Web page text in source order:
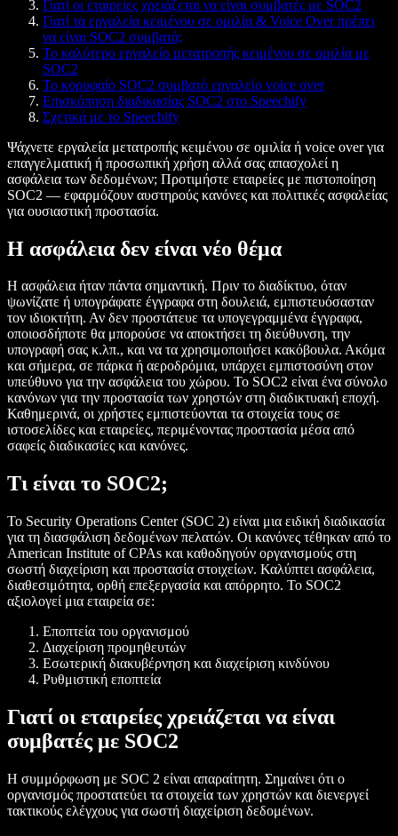
Γιατί οι εταιρείες χρειάζεται να είναι συμβατές με SOC2
Γιατί τα εργαλεία κειμένου σε ομιλία & Voice Over πρέπει
να είναι SOC2 συμβατά;
Το καλύτερο εργαλείο μετατροπής κειμένου σε ομιλία με
SOC2
Το κορυφαίο SOC2 συμβατό εργαλείο voice over
Επισκόπηση διαδικασίας SOC2 στο Speechify
Σχετικά με το Speechify
Ψάχνετε εργαλεία μετατροπής κειμένου σε ομιλία ή voice over για
επαγγελματική ή προσωπική χρήση αλλά σας απασχολεί η
ασφάλεια των δεδομένων; Προτιμήστε εταιρείες με πιστοποίηση
SOC2 — εφαρμόζουν αυστηρούς κανόνες και πολιτικές ασφαλείας
για ουσιαστική προστασία.
Η ασφάλεια δεν είναι νέο θέμα
Η ασφάλεια ήταν πάντα σημαντική. Πριν το διαδίκτυο, όταν
ψωνίζατε ή υπογράφατε έγγραφα στη δουλειά, εμπιστευόσασταν
τον ιδιοκτήτη. Αν δεν προστάτευε τα υπογεγραμμένα έγγραφα,
οποιοσδήποτε θα μπορούσε να αποκτήσει τη διεύθυνση, την
υπογραφή σας κ.λπ., και να τα χρησιμοποιήσει κακόβουλα. Ακόμα
και σήμερα, σε πάρκα ή αεροδρόμια, υπάρχει εμπιστοσύνη στον
υπεύθυνο για την ασφάλεια του χώρου. Το SOC2 είναι ένα σύνολο
κανόνων για την προστασία των χρηστών στη διαδικτυακή εποχή.
Καθημερινά, οι χρήστες εμπιστεύονται τα στοιχεία τους σε
ιστοσελίδες και εταιρείες, περιμένοντας προστασία μέσα από
σαφείς διαδικασίες και κανόνες.
Τι είναι το SOC2;
Το Security Operations Center (SOC 2) είναι μια ειδική διαδικασία
για τη διασφάλιση δεδομένων πελατών. Οι κανόνες τέθηκαν από το
American Institute of CPAs και καθοδηγούν οργανισμούς στη
σωστή διαχείριση και προστασία στοιχείων. Καλύπτει ασφάλεια,
διαθεσιμότητα, ορθή επεξεργασία και απόρρητο. Το SOC2
αξιολογεί μια εταιρεία σε:
Εποπτεία του οργανισμού
Διαχείριση προμηθευτών
Εσωτερική διακυβέρνηση και διαχείριση κινδύνου
Ρυθμιστική εποπτεία
Γιατί οι εταιρείες χρειάζεται να είναι
συμβατές με SOC2
Η συμμόρφωση με SOC 2 είναι απαραίτητη. Σημαίνει ότι ο
οργανισμός προστατεύει τα στοιχεία των χρηστών και διενεργεί
τακτικούς ελέγχους για σωστή διαχείριση δεδομένων.